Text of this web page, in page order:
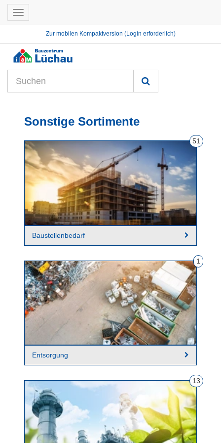
Zur mobilen Kompaktversion (Login erforderlich)
Toggle
navigation
Sonstige Sortimente
51
Baustellenbedarf
1
Entsorgung
13